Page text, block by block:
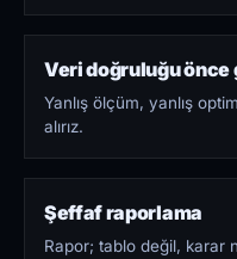
Veri doğruluğu önce
Yanlış ölçüm, yanlış
alırız.
Şeffaf raporlama
Rapor; tablo değil, karar